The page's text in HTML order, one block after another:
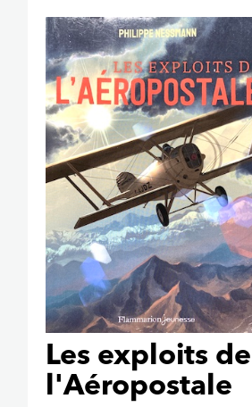
Les exploits de
l'Aéropostale